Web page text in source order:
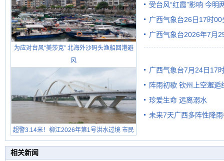
为应对台风“美莎克” 北海外沙码头渔船回港避
风
超警3.14米！柳江2026年第1号洪水过境 市民
在堤岸见证汛况
受台风“红霞”影响 今明
有较强降雨
广西气象台26日17时
广西气象台2026年7月
广西气象台7月24日17
阵雨初歇 钦州上空邂逅
珍爱生命 远离溺水
未来7天广西多阵性降
相关新闻